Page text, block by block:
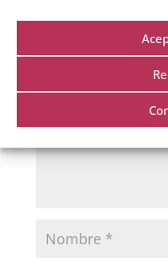
Tu dirección de correo
Los campos